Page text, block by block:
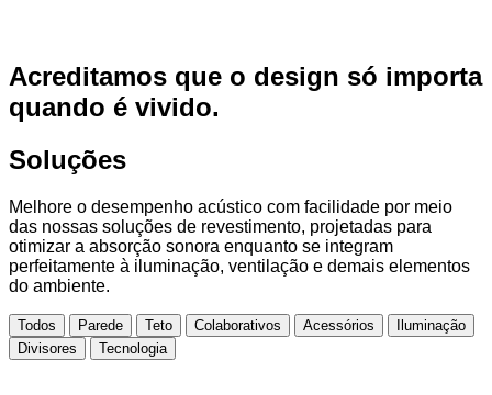
Acreditamos que o design só importa
quando é vivido.
Soluções
Melhore o desempenho acústico com facilidade por meio
das nossas soluções de revestimento, projetadas para
otimizar a absorção sonora enquanto se integram
perfeitamente à iluminação, ventilação e demais elementos
do ambiente.
Todos Parede Teto Colaborativos Acessórios
Iluminação
Divisores
Tecnologia